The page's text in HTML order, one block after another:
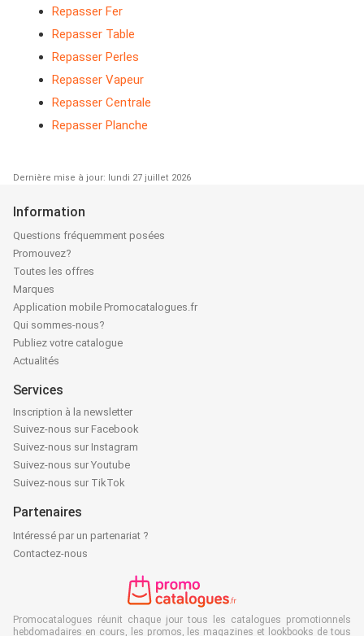
Repasser Fer
Repasser Table
Repasser Perles
Repasser Vapeur
Repasser Centrale
Repasser Planche
Dernière mise à jour: lundi 27 juillet 2026
Information
Questions fréquemment posées
Promouvez?
Toutes les offres
Marques
Application mobile Promocatalogues.fr
Qui sommes-nous?
Publiez votre catalogue
Actualités
Services
Inscription à la newsletter
Suivez-nous sur Facebook
Suivez-nous sur Instagram
Suivez-nous sur Youtube
Suivez-nous sur TikTok
Partenaires
Intéressé par un partenariat ?
Contactez-nous
Promocatalogues réunit chaque jour tous les catalogues promotionnels
hebdomadaires en cours, les promos, les magazines et lookbooks de tous